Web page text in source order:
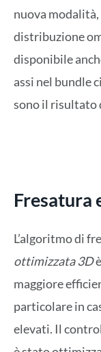
nuova modalità,
distribuzione
disponibile
assi nel bundle
sono il risultato
Fresatura
L’algoritmo di
ottimizzata 3D
maggiore
particolare in
elevati. Il